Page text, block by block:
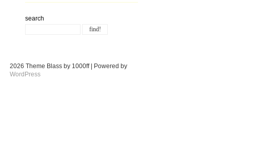
search
2026 Theme Blass by 1000ff | Powered by
WordPress